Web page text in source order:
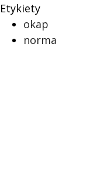
Etykiety
okap
norma